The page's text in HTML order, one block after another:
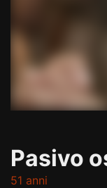
Pasivo
51 anni